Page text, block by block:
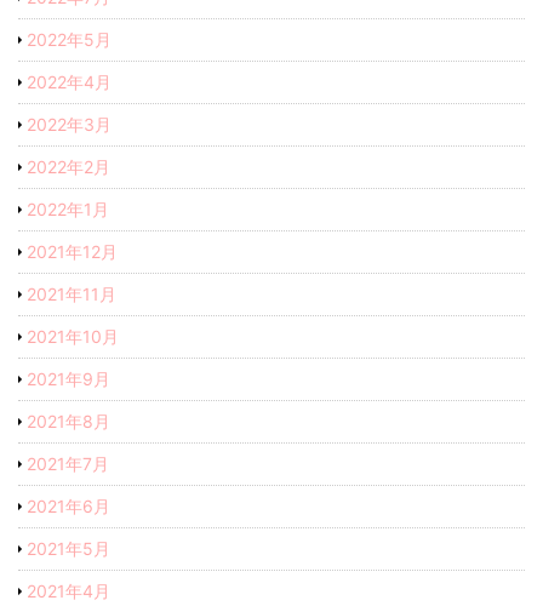
2022年5月
2022年4月
2022年3月
2022年2月
2022年1月
2021年12月
2021年11月
2021年10月
2021年9月
2021年8月
2021年7月
2021年6月
2021年5月
2021年4月